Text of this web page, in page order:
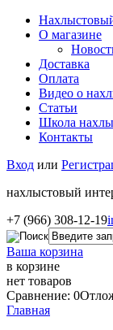
О магазине
Доставка
Оплата
Видео о
Статьи
Школа
Контакты
Вход или
нахлыстовый
+7 (966) 308-12-19
Ваша корзина
в корзине
нет товаров
Сравнение: 0
Главная